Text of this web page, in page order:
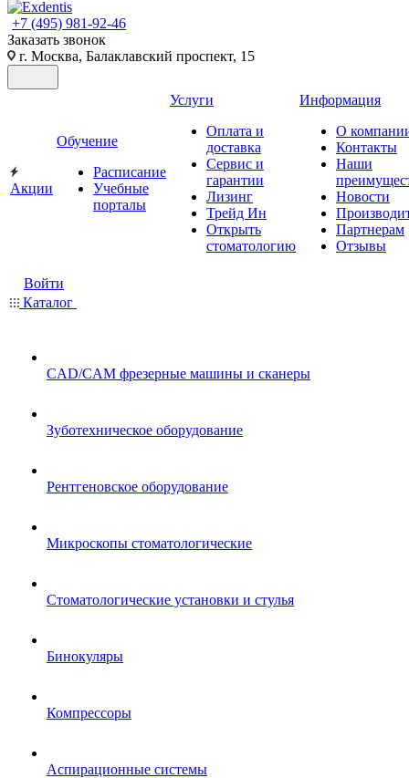
+7 (495) 981-92-46
Заказать звонок
г. Москва, Балаклавский проспект, 15
Акции
Обучение
Расписание
Учебные
порталы
Услуги
Оплата и
доставка
Сервис и
гарантии
Лизинг
Трейд Ин
Открыть
стоматологию
Информация
О
Контакты
Наши
Новости
Партнерам
Отзывы
Войти
Каталог
CAD/CAM фрезерные машины и сканеры
Зуботехническое оборудование
Рентгеновское оборудование
Микроскопы стоматологические
Стоматологические установки и стулья
Бинокуляры
Компрессоры
Аспирационные системы